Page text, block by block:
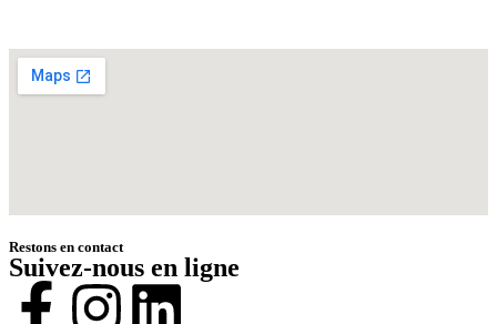
Restons en contact
Suivez-nous en ligne